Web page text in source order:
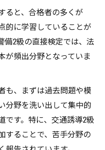
ると、合格者の多くが
的に学習していることが
備2級の直接検定では、法
が頻出分野となっていま
も、まずは過去問題や模
分野を洗い出して集中的
です。特に、交通誘導2級
することで、苦手分野の